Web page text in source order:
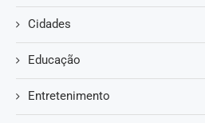
Cidades
Educação
Entretenimento